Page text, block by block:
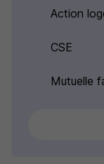
Action
CSE
Mutuelle